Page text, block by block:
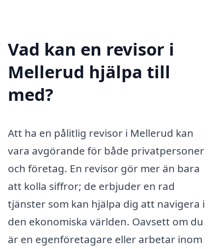
Vad kan en revisor i
Mellerud hjälpa till
med?
Att ha en pålitlig revisor i Mellerud kan
vara avgörande för både privatpersoner
och företag. En revisor gör mer än bara
att kolla siffror; de erbjuder en rad
tjänster som kan hjälpa dig att navigera i
den ekonomiska världen. Oavsett om du
är en egenföretagare eller arbetar inom